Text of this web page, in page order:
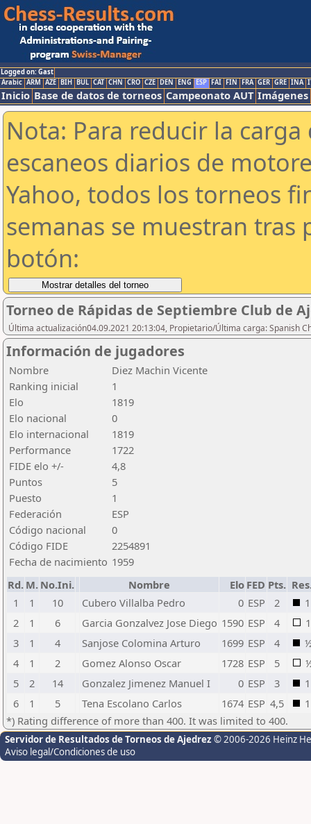
Logged on: Gast
Arabic ARM AZE BIH BUL CAT CHN CRO CZE DEN ENG ESP FAI FIN FRA GER GRE INA
Inicio Base de datos de torneos Campeonato AUT Imágenes
Nota: Para reducir la
escaneos diarios de
Yahoo, todos los torneos
semanas se muestran tras
botón:
Torneo de Rápidas de Septiembre Club de
Última actualización04.09.2021 20:13:04, Propietario/Última carga: Spanish
Información de jugadores
Nombre
Diez Machin Vicente
Ranking inicial
1
Elo
1819
Elo nacional
0
Elo internacional
1819
Performance
1722
FIDE elo +/-
4,8
Puntos
5
Puesto
1
Federación
ESP
Código nacional
0
Código FIDE
2254891
Fecha de nacimiento 1959
Rd. M. No.Ini. Nombre Elo FED Pts.
1
1 10 Cubero Villalba Pedro 0 ESP 2
1
2
1 6 Garcia Gonzalvez Jose Diego 1590 ESP 4
1
3
1 4 Sanjose Colomina Arturo 1699 ESP 4
4
1 2 Gomez Alonso Oscar 1728 ESP 5
5
2 14 Gonzalez Jimenez Manuel I 0 ESP 3
1
6
1 5 Tena Escolano Carlos 1674 ESP 4,5
1
*) Rating difference of more than 400. It was limited to 400.
Servidor de Resultados de Torneos de Ajedrez © 2006-2026 Heinz
Aviso legal/Condiciones de uso